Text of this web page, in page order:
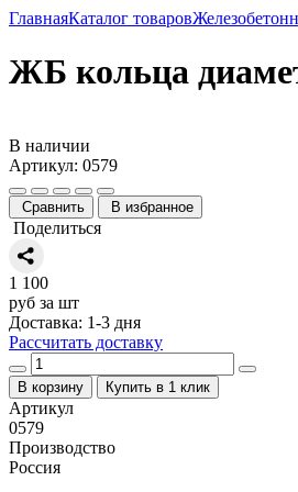
ГлавнаяКаталог товаров
ЖБ кольца
В наличии
Артикул: 0579
Сравнить В избранное
Поделиться
1 100
руб за шт
Доставка: 1-3 дня
Рассчитать доставку
В корзину Купить в 1 клик
Артикул
0579
Производство
Россия